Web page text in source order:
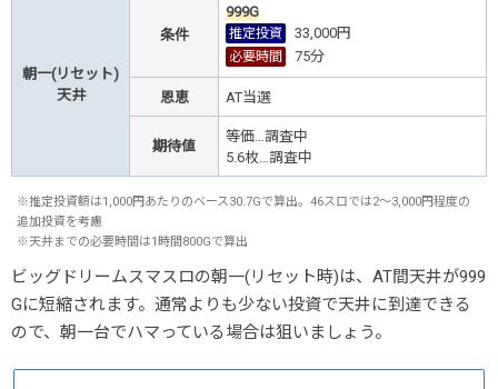
朝一(リセット)
天井
条件
999G
推定投資 33,000円
必要時間 75分
恩恵 AT当選
期待値
等価…調査中
5.6枚 …調査中
※推定投資額は1,000円あたりのベース30.7Gで算出。46スロでは2～3,000円程度の
追加投資を考慮
※天井までの必要時間は1時間800Gで算出
ビッグドリームスマスロの朝一(リセット時)は、AT間天井が999
Gに短縮されます。通常よりも少ない投資で天井に到達できる
ので、朝一台でハマっている場合は狙いましょう。